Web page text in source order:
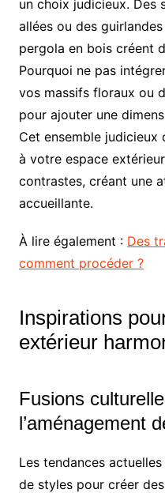
un choix judicieux. Des
allées ou des
pergola en bois créent
Pourquoi ne pas
vos massifs floraux ou
pour ajouter une
Cet ensemble judicieux
à votre espace
contrastes, créant une
accueillante.
À lire également : Des
comment procéder ?
Inspirations
extérieur
Fusions
l’aménagement
Les tendances
de styles pour créer